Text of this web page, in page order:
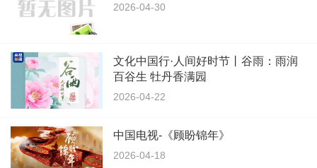
2026-04-30
文化中国行·人间好时节丨谷雨：雨润
百谷生 牡丹香满园
2026-04-22
中国电视-《顾盼锦年》
2026-04-18